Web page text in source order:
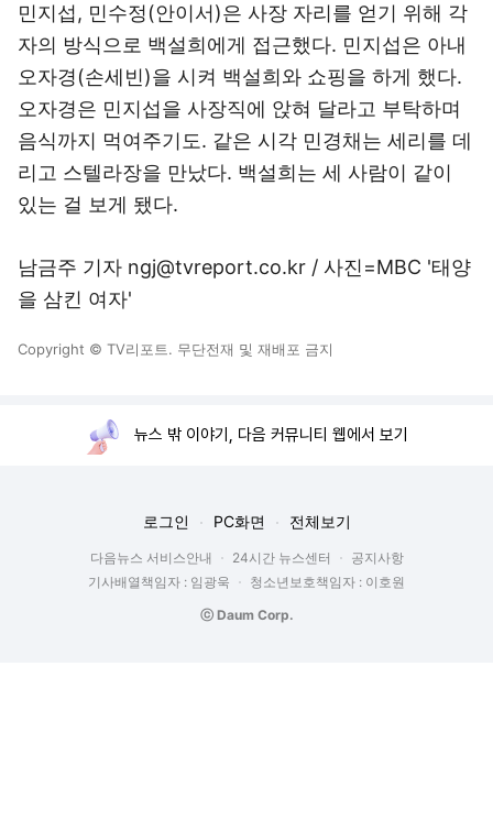
민지섭, 민수정(안이서)은 사장 자리를 얻기 위해 각
자의 방식으로 백설희에게 접근했다. 민지섭은 아내
오자경(손세빈)을 시켜 백설희와 쇼핑을 하게 했다.
오자경은 민지섭을 사장직에 앉혀 달라고 부탁하며
음식까지 먹여주기도. 같은 시각 민경채는 세리를 데
리고 스텔라장을 만났다. 백설희는 세 사람이 같이
있는 걸 보게 됐다.
남금주 기자 ngj@tvreport.co.kr / 사진=MBC '태양
을 삼킨 여자'
Copyright © TV리포트. 무단전재 및 재배포 금지
뉴스 밖 이야기, 다음 커뮤니티 웹에서 보기
로그인 PC화면 전체보기
다음뉴스 서비스안내 24시간 뉴스센터
공지사항
기사배열책임자 : 임광욱
청소년보호책임자 : 이호원
ⓒ Daum Corp.